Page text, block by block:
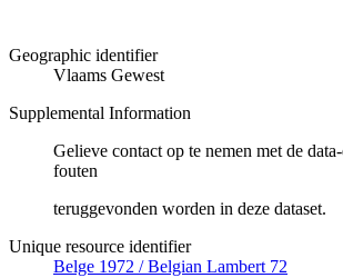
Geographic identifier
Vlaams Gewest
Supplemental Information
Gelieve contact op te nemen met de
fouten
teruggevonden worden in deze dataset.
Unique resource identifier
Belge 1972 / Belgian Lambert 72